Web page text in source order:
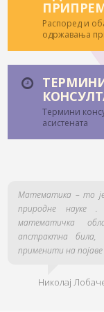
Распоред и
одржавања
Термини
асистената
Математика – то је
природне науке .
математичка
апстрактна
применити на појаве
Николај